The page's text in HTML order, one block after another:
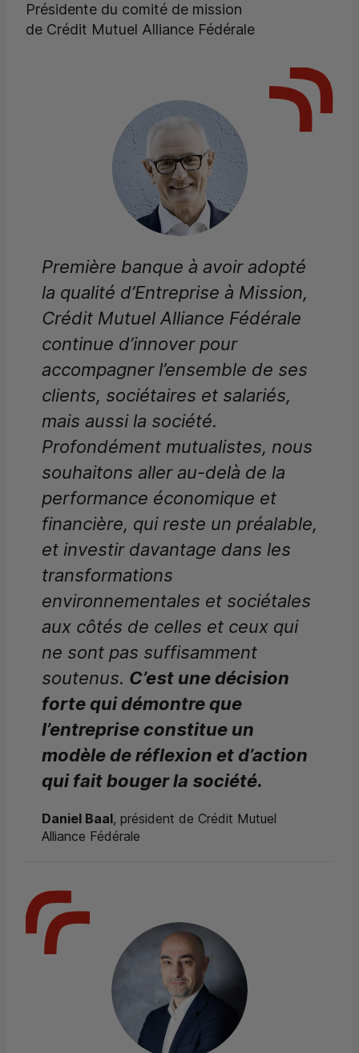
Présidente du comité de mission
de Crédit Mutuel Alliance Fédérale
Première banque à avoir adopté
la qualité d’Entreprise à Mission,
Crédit Mutuel Alliance Fédérale
continue d’innover pour
accompagner l’ensemble de ses
clients, sociétaires et salariés,
mais aussi la société.
Profondément mutualistes, nous
souhaitons aller au-delà de la
performance économique et
financière, qui reste un préalable,
et investir davantage dans les
transformations
environnementales et sociétales
aux côtés de celles et ceux qui
ne sont pas suffisamment
soutenus. C’est une décision
forte qui démontre que
l’entreprise constitue un
modèle de réflexion et d’action
qui fait bouger la société.
Daniel Baal, président de Crédit Mutuel
Alliance Fédérale